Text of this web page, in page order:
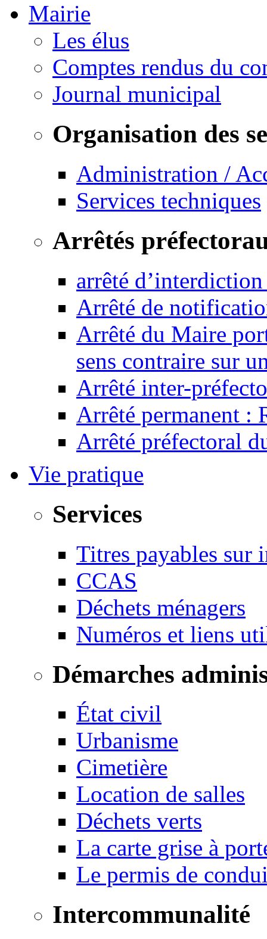
Mairie
Les élus
Comptes rendus du
Journal municipal
Organisation des
Administration /
Services techniques
Arrêtés
arrêté
Arrêté de
Arrêté du Maire
sens contraire sur
Arrêté inter-
Arrêté permanent :
Arrêté préfectoral
Vie pratique
Services
Titres payables sur
CCAS
Déchets ménagers
Numéros et liens
Démarches
État civil
Urbanisme
Cimetière
Location de salles
Déchets verts
La carte grise à
Le permis de
Intercommunalité